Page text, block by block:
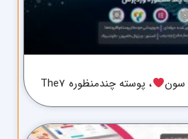
سون ، پوسته چندمنظوره The7